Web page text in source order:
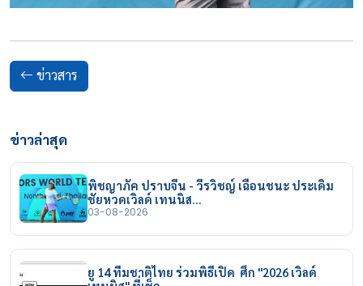
ข่าวสาร
ข่าวล่าสุด
พิชญาภัค ปราบจีน - วีรวิชญ์ เฉือนชนะ ประเดิม
ชัยหวดเวิลด์ เทนนิส…
03-08-2026
ยู 14 ทีมชาติไทย ร่วมพิธีเปิด ศึก "2026 เวิลด์